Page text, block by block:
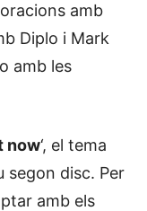
amb
Diplo i Mark
amb les
now‘, el tema
segon disc. Per
amb els